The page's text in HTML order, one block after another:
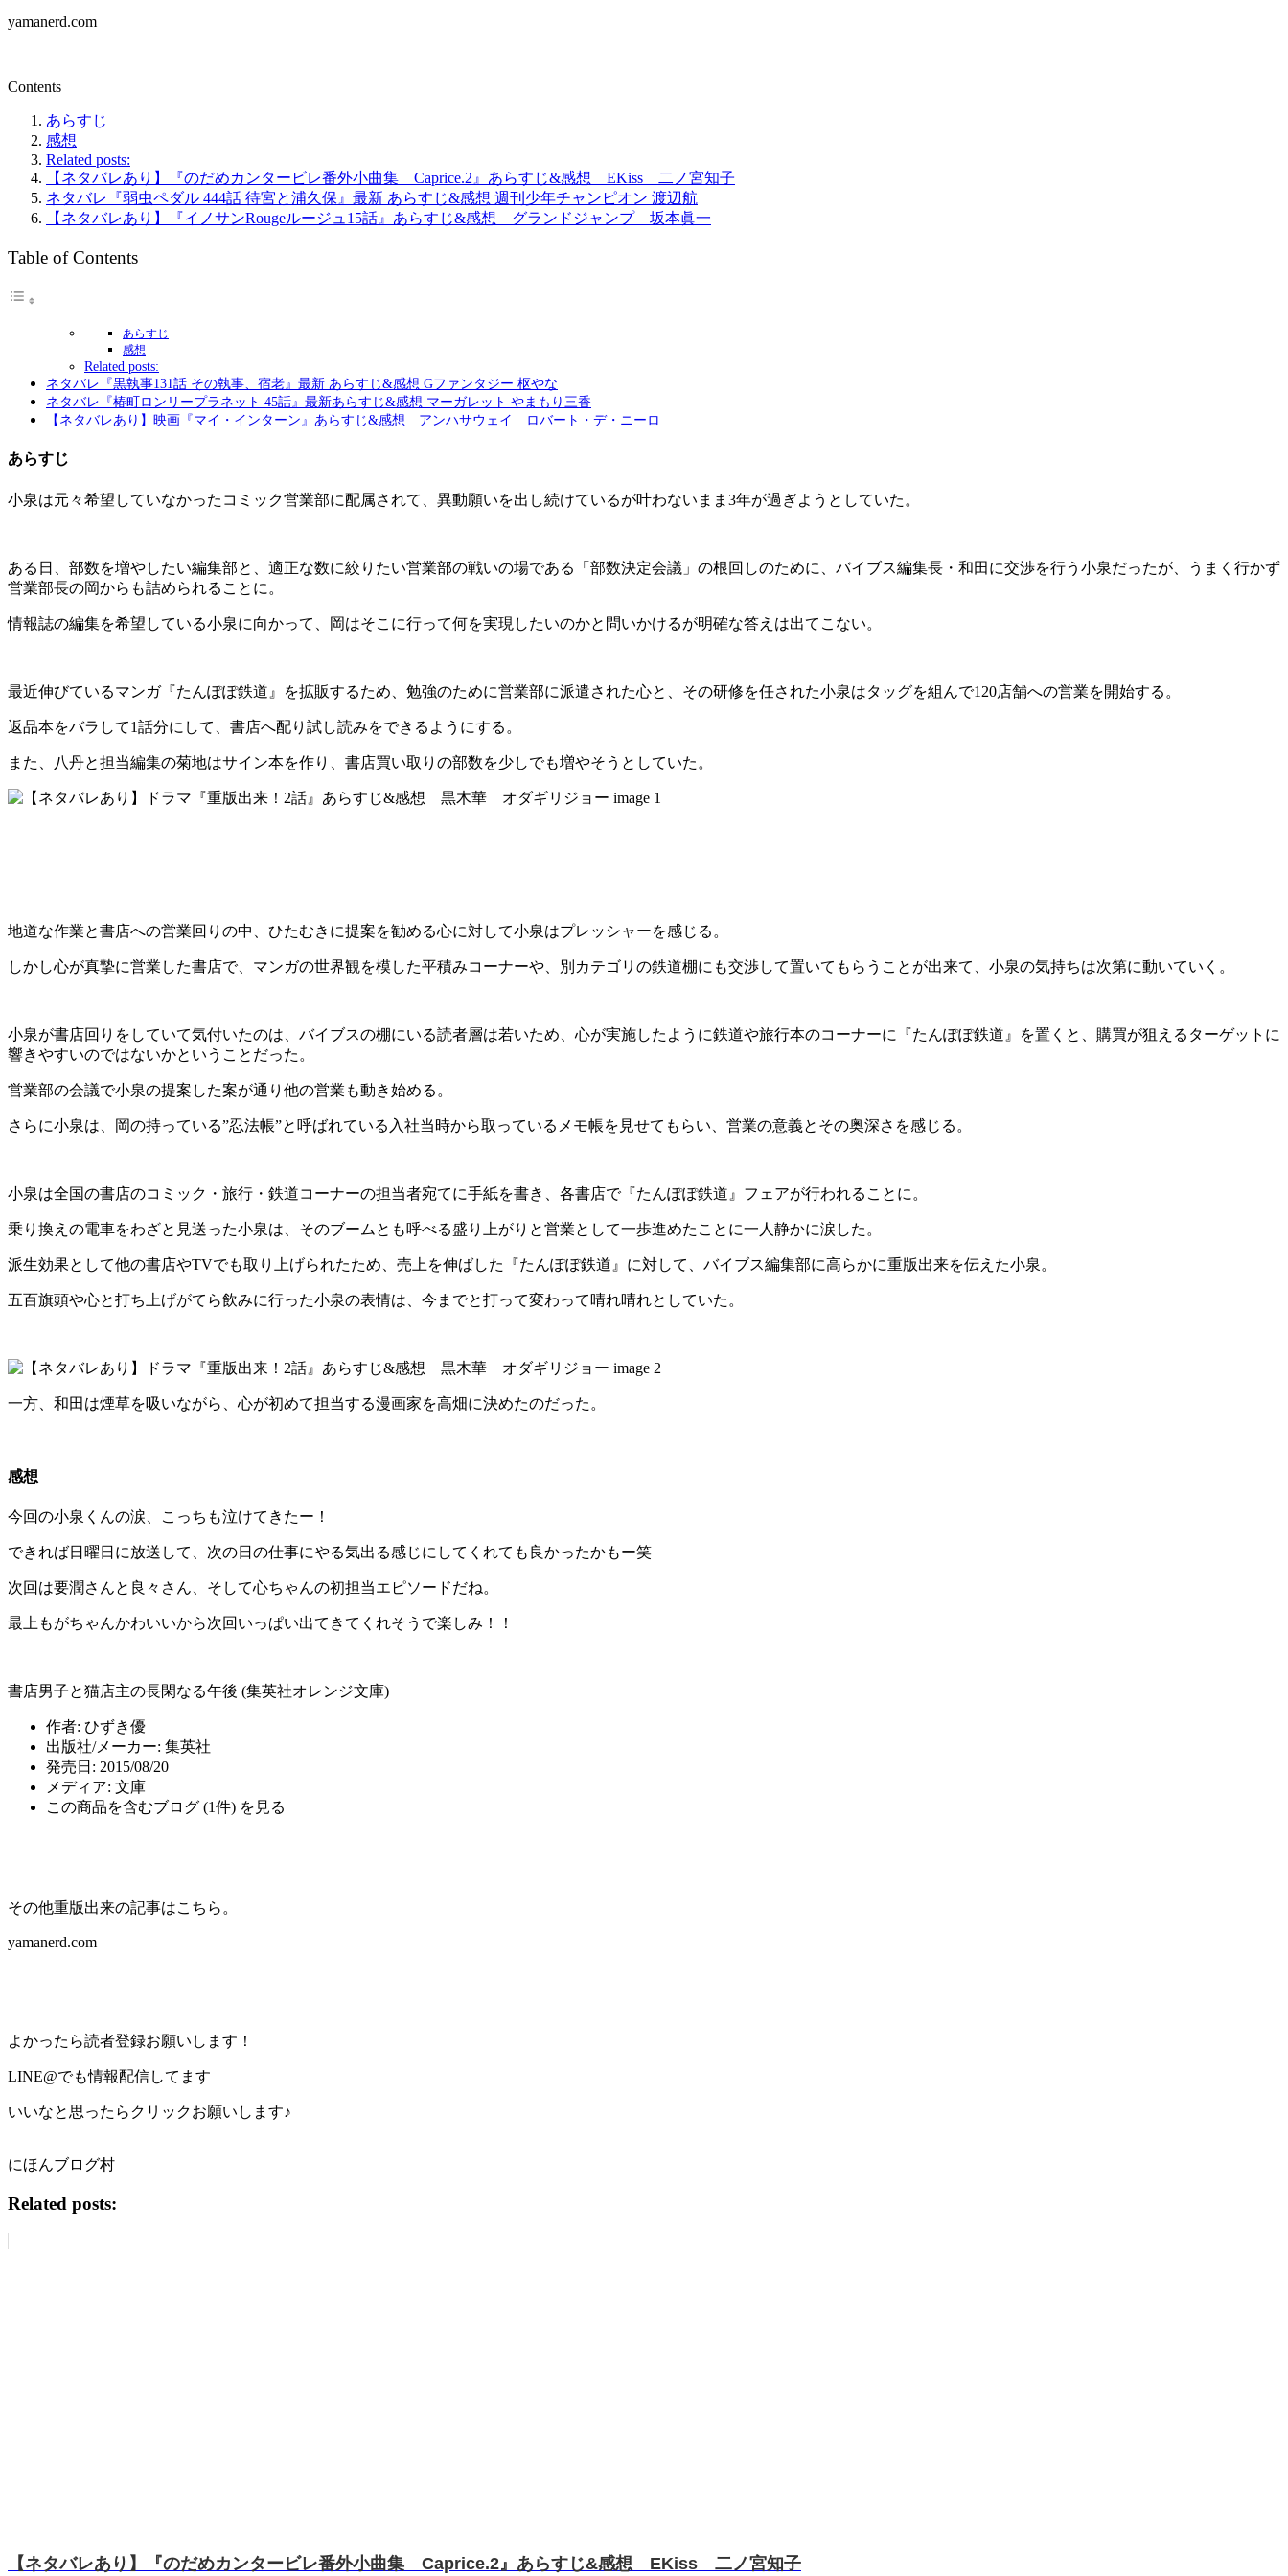
yamanerd.com
Contents
あらすじ
感想
Related posts:
【ネタバレあり】『のだめカンタービレ番外小曲集 Caprice.2』あらすじ&感想 EKiss 二ノ宮知子
ネタバレ『弱虫ペダル 444話 待宮と浦久保』最新 あらすじ&感想 週刊少年チャンピオン 渡辺航
【ネタバレあり】『イノサンRougeルージュ15話』あらすじ&感想 グランドジャンプ 坂本眞一
Table of Contents
あらすじ
感想
Related posts:
ネタバレ『黒執事131話 その執事、宿老』最新 あらすじ&感想 Gファンタジー 枢やな
ネタバレ『椿町ロンリープラネット 45話』最新あらすじ&感想 マーガレット やまもり三香
【ネタバレあり】映画『マイ・インターン』あらすじ&感想 アンハサウェイ ロバート・デ・ニーロ
あらすじ
小泉は元々希望していなかったコミック営業部に配属されて、異動願いを出し続けているが叶わないまま3年が過ぎようとしていた。
ある日、部数を増やしたい編集部と、適正な数に絞りたい営業部の戦いの場である「部数決定会議」の根回しのために、バイブス編集長・和田に交渉を行う小泉だったが、うまく行かず
営業部長の岡からも詰められることに。
情報誌の編集を希望している小泉に向かって、岡はそこに行って何を実現したいのかと問いかけるが明確な答えは出てこない。
最近伸びているマンガ『たんぽぽ鉄道』を拡販するため、勉強のために営業部に派遣された心と、その研修を任された小泉はタッグを組んで120店舗への営業を開始する。
返品本をバラして1話分にして、書店へ配り試し読みをできるようにする。
また、八丹と担当編集の菊地はサイン本を作り、書店買い取りの部数を少しでも増やそうとしていた。
地道な作業と書店への営業回りの中、ひたむきに提案を勧める心に対して小泉はプレッシャーを感じる。
しかし心が真摯に営業した書店で、マンガの世界観を模した平積みコーナーや、別カテゴリの鉄道棚にも交渉して置いてもらうことが出来て、小泉の気持ちは次第に動いていく。
小泉が書店回りをしていて気付いたのは、バイブスの棚にいる読者層は若いため、心が実施したように鉄道や旅行本のコーナーに『たんぽぽ鉄道』を置くと、購買が狙えるターゲットに
響きやすいのではないかということだった。
営業部の会議で小泉の提案した案が通り他の営業も動き始める。
さらに小泉は、岡の持っている”忍法帳”と呼ばれている入社当時から取っているメモ帳を見せてもらい、営業の意義とその奥深さを感じる。
小泉は全国の書店のコミック・旅行・鉄道コーナーの担当者宛てに手紙を書き、各書店で『たんぽぽ鉄道』フェアが行われることに。
乗り換えの電車をわざと見送った小泉は、そのブームとも呼べる盛り上がりと営業として一歩進めたことに一人静かに涙した。
派生効果として他の書店やTVでも取り上げられたため、売上を伸ばした『たんぽぽ鉄道』に対して、バイブス編集部に高らかに重版出来を伝えた小泉。
五百旗頭や心と打ち上げがてら飲みに行った小泉の表情は、今までと打って変わって晴れ晴れとしていた。
一方、和田は煙草を吸いながら、心が初めて担当する漫画家を高畑に決めたのだった。
感想
今回の小泉くんの涙、こっちも泣けてきたー！
できれば日曜日に放送して、次の日の仕事にやる気出る感じにしてくれても良かったかもー笑
次回は要潤さんと良々さん、そして心ちゃんの初担当エピソードだね。
最上もがちゃんかわいいから次回いっぱい出てきてくれそうで楽しみ！！
書店男子と猫店主の長閑なる午後 (集英社オレンジ文庫)
作者: ひずき優
出版社/メーカー: 集英社
発売日: 2015/08/20
メディア: 文庫
この商品を含むブログ (1件) を見る
その他重版出来の記事はこちら。
yamanerd.com
よかったら読者登録お願いします！
LINE@でも情報配信してます
いいなと思ったらクリックお願いします♪
にほんブログ村
Related posts:
【ネタバレあり】『のだめカンタービレ番外小曲集 Caprice.2』あらすじ&感想 EKiss 二ノ宮知子